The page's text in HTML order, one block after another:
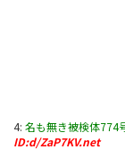
4: 名も無き被検体774
ID:d/ZaP7KV.net